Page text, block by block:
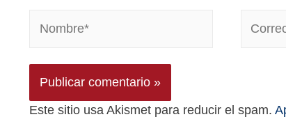
Este sitio usa Akismet para reducir el spam.